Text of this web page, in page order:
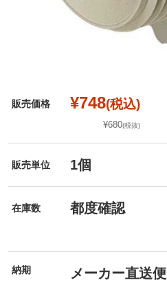
販売価格 ¥748(税込)
¥680(税抜)
販売単位 1個
在庫数 都度確認
納期 メーカー直送便